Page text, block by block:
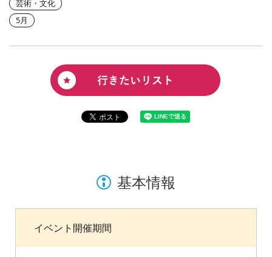
芸術・文化
5月
基本情報
イベント開催期間